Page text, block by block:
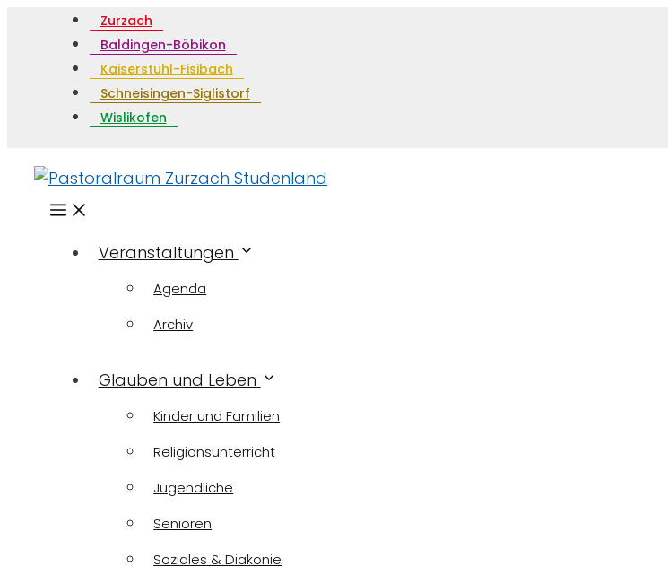
Zurzach
Baldingen-Böbikon
Kaiserstuhl-Fisibach
Schneisingen-Siglistorf
Wislikofen
MenüVeranstaltungen
Agenda
Archiv
Glauben und Leben
Kinder und Familien
Religionsunterricht
Jugendliche
Senioren
Soziales & Diakonie